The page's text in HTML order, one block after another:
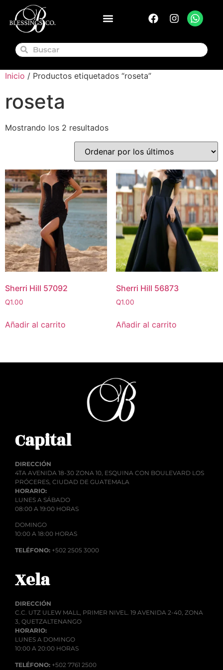
Inicio / Productos etiquetados “roseta”
roseta
Mostrando los 2 resultados
Sherri Hill 57092
Q1.00
Añadir al carrito
Sherri Hill 56873
Q1.00
Añadir al carrito
Capital
DIRECCIÓN
4TA AVENIDA 18-30 ZONA 10, ESQUINA CON BOULEVARD LOS
PRÓCERES, CIUDAD DE GUATEMALA
HORARIO:
LUNES A SÁBADO
08:00 A 19:00 HORAS
DOMINGO
10:00 A 18:00 HORAS
TELÉFONO: +502 2505 3000
Xela
DIRECCIÓN
C.C. UTZ ULEW MALL, PRIMER NIVEL. 19 AVENIDA 2-40, ZONA
3, QUETZALTENANGO
HORARIO:
LUNES A DOMINGO
10:00 A 20:00 HORAS
TELÉFONO: +502 7761 2500